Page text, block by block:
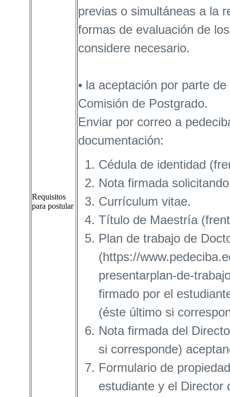
Requisitos
para postular
previas o simultáneas a la
formas de evaluación de
considere necesario.
• la aceptación por parte
Comisión de Postgrado.
Enviar por correo a
documentación:
Cédula de identidad
Nota firmada
Currículum vitae.
Título de Maestría
Plan de trabajo de
(https://
presentarplan-de-
firmado por el
(éste último si
Nota firmada del
si corresponde)
Formulario de
estudiante y el Director